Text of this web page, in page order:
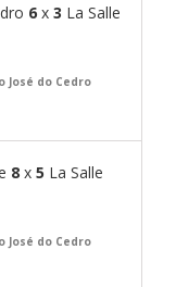
6x 3 La Salle
José do Cedro
8x 5 La Salle
José do Cedro